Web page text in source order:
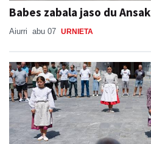
Babes zabala jaso du Ansak
Aiurri abu 07 URNIETA